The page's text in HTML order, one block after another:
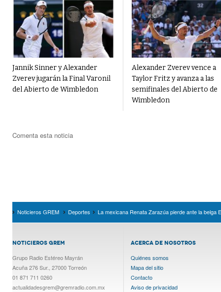
Jannik Sinner y Alexander
Zverev jugarán la Final Varonil
del Abierto de Wimbledon
Alexander Zverev vence a
Taylor Fritz y avanza a las
semifinales del Abierto de
Wimbledon
Comenta esta noticia
Noticieros GREM Deportes La mexicana Renata Zarazúa pierde ante la belga
NOTICIEROS GREM
Grupo Radio Estéreo Mayrán
Acuña 276 Sur., 27000 Torreón
01 871 711 0260
actualidadesgrem@gremradio.com.mx
ACERCA DE NOSOTROS
Quiénes somos
Mapa del sitio
Contacto
Aviso de privacidad